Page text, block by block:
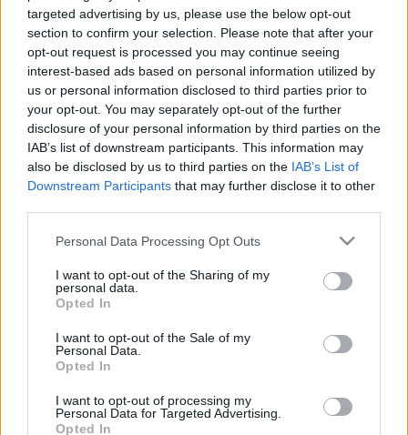
targeted advertising by us, please use the below opt-out
section to confirm your selection. Please note that after your
opt-out request is processed you may continue seeing
interest-based ads based on personal information utilized by
us or personal information disclosed to third parties prior to
your opt-out. You may separately opt-out of the further
disclosure of your personal information by third parties on the
IAB’s list of downstream participants. This information may
also be disclosed by us to third parties on the IAB’s List of
Downstream Participants that may further disclose it to other
Please note that this website/app uses one or more Google
not limited to your visit or usage behaviour. You may click to
grant or deny consent to Google and its third-party tags to
use your data for below specified purposes in below Google
consent section.
Personal Data Processing Opt Outs
I want to opt-out of the Sharing of my
personal data.
Opted In
I want to opt-out of the Sale of my
Personal Data.
Opted In
I want to opt-out of processing my
Personal Data for Targeted Advertising.
Opted In
terepjárós, aki megunta a lépésben haladást, és egy
kövér gázt nyomva, átvágott az ellentétes sávba.
Mázlija volt, mert amikor jött már valaki szembe,
visszaengedték, adtak neki helyet, nem voltak olyan
kelet-európaiak a többiek, mint ő. Az igazsághoz
hozzátartozik, hogy a fickónak német rendszáma
volt.